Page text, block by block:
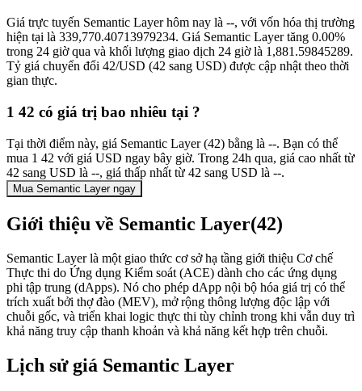
Giá trực tuyến Semantic Layer hôm nay là --, với vốn hóa thị trường
hiện tại là 339,770.40713979234. Giá Semantic Layer tăng 0.00%
trong 24 giờ qua và khối lượng giao dịch 24 giờ là 1,881.59845289.
Tỷ giá chuyển đổi 42/USD (42 sang USD) được cập nhật theo thời
gian thực.
1 42 có giá trị bao nhiêu tại ?
Tại thời điểm này, giá Semantic Layer (42) bằng là --. Bạn có thể
mua 1 42 với giá USD ngay bây giờ. Trong 24h qua, giá cao nhất từ
42 sang USD là --, giá thấp nhất từ 42 sang USD là --.
Mua Semantic Layer ngay
Giới thiệu về Semantic Layer(42)
Semantic Layer là một giao thức cơ sở hạ tầng giới thiệu Cơ chế
Thực thi do Ứng dụng Kiểm soát (ACE) dành cho các ứng dụng
phi tập trung (dApps). Nó cho phép dApp nội bộ hóa giá trị có thể
trích xuất bởi thợ đào (MEV), mở rộng thông lượng độc lập với
chuỗi gốc, và triển khai logic thực thi tùy chỉnh trong khi vẫn duy trì
khả năng truy cập thanh khoản và khả năng kết hợp trên chuỗi.
Lịch sử giá Semantic Layer